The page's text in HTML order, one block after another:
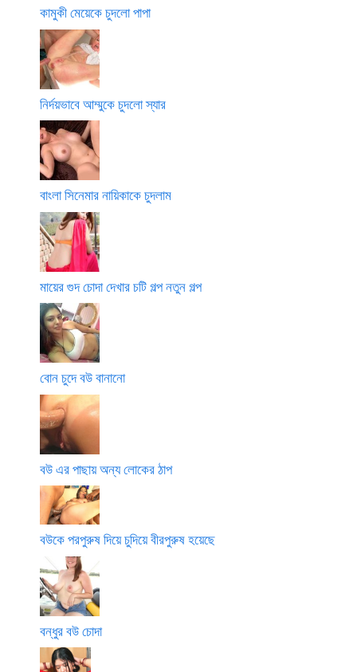
কামুকী মেয়েকে চুদলো পাপা
নির্দয়ভাবে আম্মুকে চুদলো স্যার
বাংলা সিনেমার নায়িকাকে চুদলাম
মায়ের গুদ চোদা দেখার চটি গল্প নতুন গল্প
বোন চুদে বউ বানানো
বউ এর পাছায় অন্য লোকের ঠাপ
বউকে পরপুরুষ দিয়ে চুদিয়ে বীরপুরুষ হয়েছে
বন্ধুর বউ চোদা